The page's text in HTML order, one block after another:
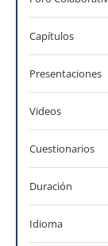
Capítulos
Presentaciones
Videos
Cuestionarios
Duración
Idioma